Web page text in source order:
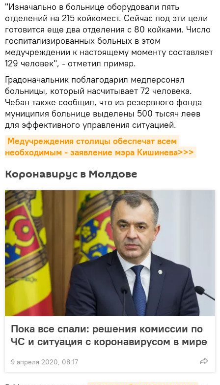
"Изначально в больнице оборудовали пять
отделений на 215 койкомест. Сейчас под эти цели
готовится еще два отделения с 80 койками. Число
госпитализированных больных в этом
медучреждении к настоящему моменту составляет
129 человек", - отметил примар.
Градоначальник поблагодарил медперсонал
больницы, который насчитывает 72 человека.
Чебан также сообщил, что из резервного фонда
муниципия больнице выделены 500 тысяч леев
для эффективного управления ситуацией.
Медучреждения столицы обеспечат всем
необходимым - заявление мэра Кишинева>>>
Коронавирус в Молдове
Пока все спали: решения комиссии по
ЧС и ситуация с коронавирусом в мире
9 апреля 2020, 08:17